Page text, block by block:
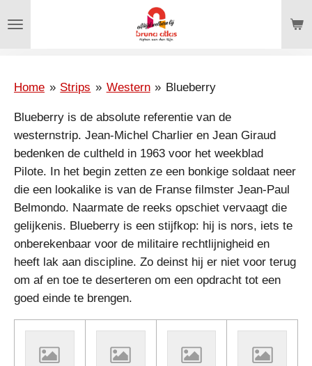
direct
hoofdinhoud
Home » Strips » Western » Blueberry
Blueberry is de absolute referentie van de
westernstrip. Jean-Michel Charlier en Jean Giraud
bedenken de cultheld in 1963 voor het weekblad
Pilote. In het begin zetten ze een bonkige soldaat neer
die een lookalike is van de Franse filmster Jean-Paul
Belmondo. Naarmate de reeks opschiet vervaagt die
gelijkenis. Blueberry is een stijfkop: hij is nors, iets te
onberekenbaar voor de militaire rechtlijnigheid en
heeft lak aan discipline. Zo deinst hij er niet voor terug
om af en toe te deserteren om een opdracht tot een
goed einde te brengen.